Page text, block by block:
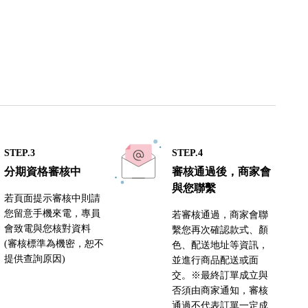
STEP.3
分期資格審核中
若頁面提示審核中則請
您留意手機來電，專員
會致電與您核對資料
(審核標準為機密，恕不
提供查詢原因)
STEP.4
審核通過後，商家會
與您聯繫
若審核通過，商家會聯
繫您再次確認款式、顏
色、配送地址等資訊，
並進行商品配送或面
交。※最終訂單成立與
否須由商家通知，審核
通過不代表訂單一定成